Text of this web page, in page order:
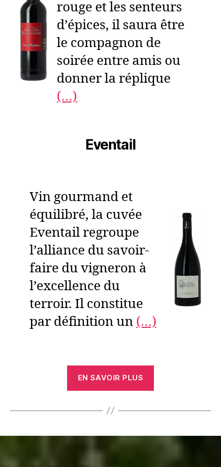
rouge et les senteurs
d’épices, il saura être
le compagnon de
soirée entre amis ou
donner la réplique
(…)
Eventail
Vin gourmand et
équilibré, la cuvée
Eventail regroupe
l’alliance du savoir-
faire du vigneron à
l’excellence du
terroir. Il constitue
par définition un (…)
EN SAVOIR PLUS